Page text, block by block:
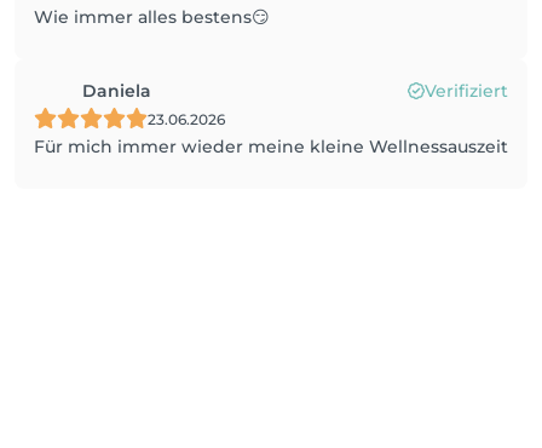
Wie immer alles bestens😏
Daniela Verifiziert
23.06.2026
Für mich immer wieder meine kleine Wellnessauszeit